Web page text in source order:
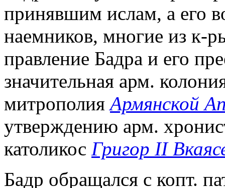
принявшим ислам, а его
наемников, многие из к-
правление Бадра и его
значительная арм.
митрополияАрмянской
утверждению арм.
католикос Григор II
Бадр обращался с копт.